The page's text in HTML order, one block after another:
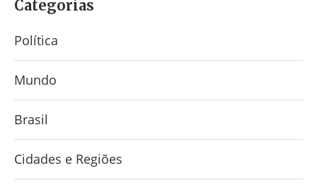
Categorias
Política
Mundo
Brasil
Cidades e Regiões